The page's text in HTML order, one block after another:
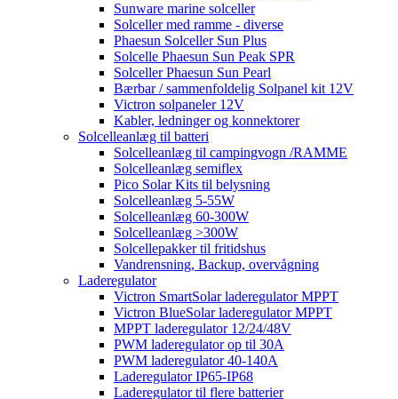
Sunware marine solceller
Solceller med ramme - diverse
Phaesun Solceller Sun Plus
Solcelle Phaesun Sun Peak SPR
Solceller Phaesun Sun Pearl
Bærbar / sammenfoldelig Solpanel kit 12V
Victron solpaneler 12V
Kabler, ledninger og konnektorer
Solcelleanlæg til batteri
Solcelleanlæg til campingvogn /RAMME
Solcelleanlæg semiflex
Pico Solar Kits til belysning
Solcelleanlæg 5-55W
Solcelleanlæg 60-300W
Solcelleanlæg >300W
Solcellepakker til fritidshus
Vandrensning, Backup, overvågning
Laderegulator
Victron SmartSolar laderegulator MPPT
Victron BlueSolar laderegulator MPPT
MPPT laderegulator 12/24/48V
PWM laderegulator op til 30A
PWM laderegulator 40-140A
Laderegulator IP65-IP68
Laderegulator til flere batterier